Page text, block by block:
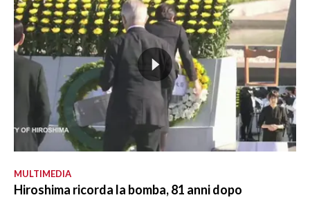
MULTIMEDIA
Hiroshima ricorda la bomba, 81 anni dopo